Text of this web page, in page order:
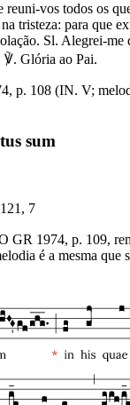
reuni-vos todos os
tristeza: para que
Sl. Alegrei-me
℣. Glória ao Pai.
p. 108 (IN. V;
sum
7
GR 1974, p. 109,
é a mesma que